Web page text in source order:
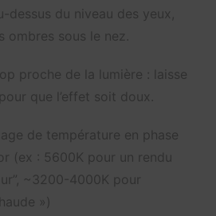
dessus du niveau des yeux,
ombres sous le nez.
proche de la lumière : laisse
que l’effet soit doux.
de température en phase
(ex : 5600K pour un rendu
~3200-4000K pour
»)